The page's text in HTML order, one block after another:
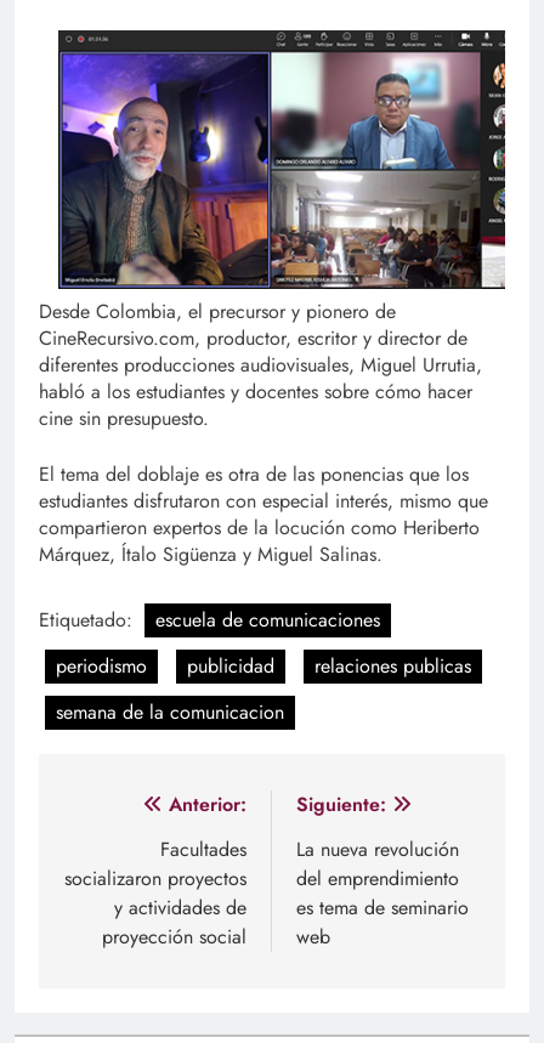
Desde Colombia, el precursor y pionero de
CineRecursivo.com, productor, escritor y director de
diferentes producciones audiovisuales, Miguel Urrutia,
habló a los estudiantes y docentes sobre cómo hacer
cine sin presupuesto.
El tema del doblaje es otra de las ponencias que los
estudiantes disfrutaron con especial interés, mismo que
compartieron expertos de la locución como Heriberto
Márquez, Ítalo Sigüenza y Miguel Salinas.
Etiquetado:
escuela de comunicaciones
periodismo
publicidad
relaciones publicas
semana de la comunicacion
Navegación
entradas
Anterior:
Facultades
socializaron proyectos
y actividades de
proyección social
Siguiente:
La nueva revolución
del emprendimiento
es tema de seminario
web